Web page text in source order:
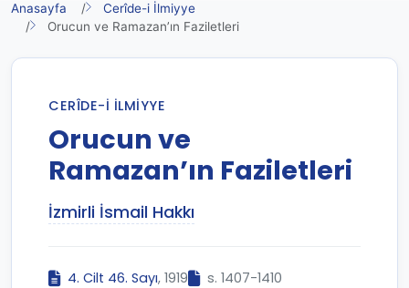
Anasayfa
Cerîde-i İlmiyye
Orucun ve Ramazan’ın Faziletleri
CERÎDE-I İLMIYYE
Orucun ve
Ramazan’ın Faziletleri
İzmirli İsmail Hakkı
4. Cilt 46. Sayı, 1919 s. 1407-1410